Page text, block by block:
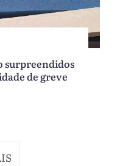
surpreendidos
de greve